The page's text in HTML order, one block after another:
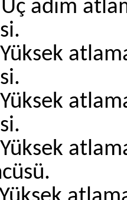
Üç adım
Yüksek
Yüksek
Yüksek